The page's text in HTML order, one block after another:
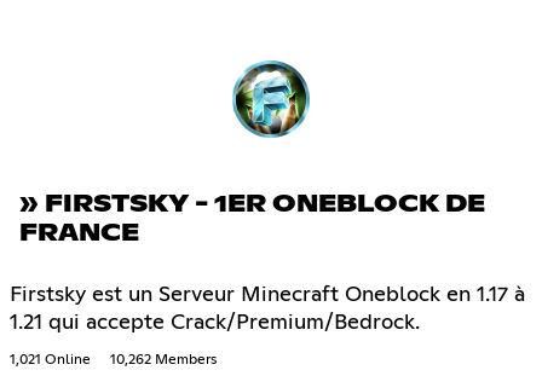
» FIRSTSKY - 1ER ONEBLOCK DE
FRANCE
Firstsky est un Serveur Minecraft Oneblock en 1.17 à
1.21 qui accepte Crack/Premium/Bedrock.
1,021 Online 10,262 Members